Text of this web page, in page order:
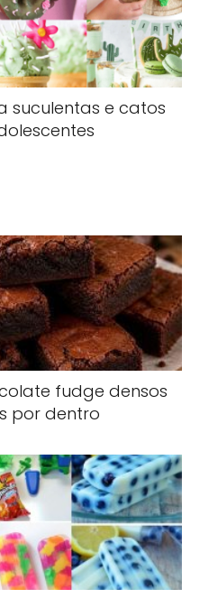
suculentas e catos
fudge densos
por dentro